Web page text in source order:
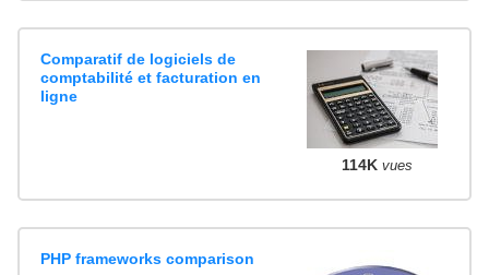
Comparatif de logiciels de
comptabilité et facturation en
ligne
114K vues
PHP frameworks comparison